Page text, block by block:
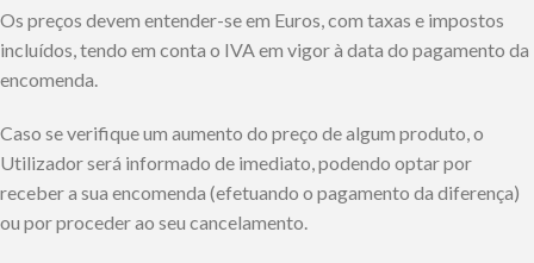
Os preços devem entender-se em Euros, com taxas e impostos
incluídos, tendo em conta o IVA em vigor à data do pagamento da
encomenda.
Caso se verifique um aumento do preço de algum produto, o
Utilizador será informado de imediato, podendo optar por
receber a sua encomenda (efetuando o pagamento da diferença)
ou por proceder ao seu cancelamento.